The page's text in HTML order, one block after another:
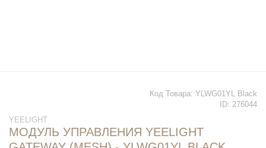
Код Товара: YLWG01YL Black
ID: 276044
YEELIGHT
МОДУЛЬ УПРАВЛЕНИЯ YEELIGHT